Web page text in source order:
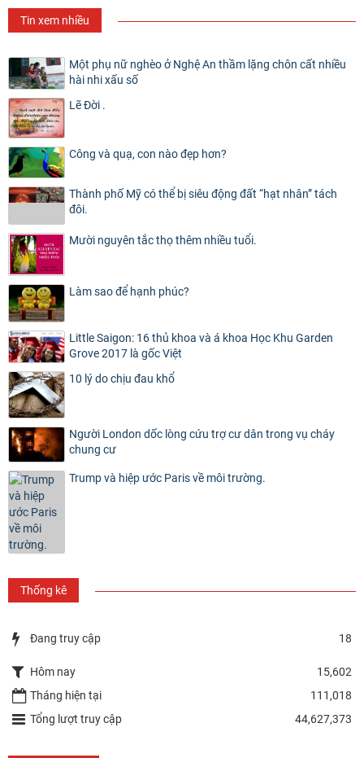
Tin xem nhiều
Một phụ nữ nghèo ở Nghệ An thầm lặng chôn cất nhiều
hài nhi xấu số
Lẽ Đời .
Công và quạ, con nào đẹp hơn?
Thành phố Mỹ có thể bị siêu động đất “hạt nhân” tách
đôi.
Mười nguyên tắc thọ thêm nhiều tuổi.
Làm sao để hạnh phúc?
Little Saigon: 16 thủ khoa và á khoa Học Khu Garden
Grove 2017 là gốc Việt
10 lý do chịu đau khổ
Người London dốc lòng cứu trợ cư dân trong vụ cháy
chung cư
Trump và hiệp ước Paris về môi trường.
Thống kê
Đang truy cập 18
Hôm nay
15,602
Tháng hiện tại
111,018
Tổng lượt truy cập
44,627,373